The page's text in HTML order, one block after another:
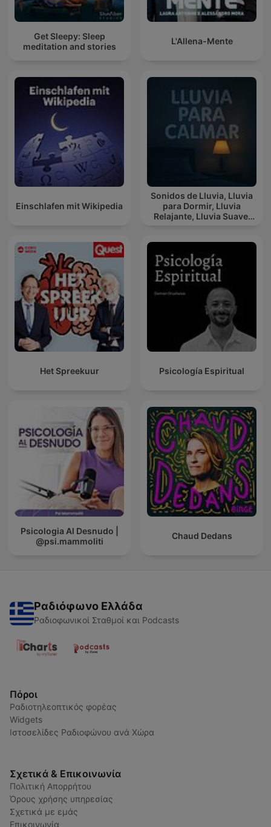
Get Sleepy: Sleep
meditation and stories
L'Allena-Mente
Einschlafen mit Wikipedia
Sonidos de Lluvia, Lluvia
para Dormir, Lluvia
Relajante, Lluvia Suave,
Het Spreekuur Psicología Espiritual
Psicologia Al Desnudo |
@psi.mammoliti
Chaud Dedans
Ραδιόφωνο Ελλάδα
Ραδιοφωνικοί Σταθμοί και Podcasts
Πόροι
Ραδιοτηλεοπτικός φορέας
Widgets
Ιστοσελίδες Ραδιοφώνου ανά Χώρα
Σχετικά & Επικοινωνία
Πολιτική Απορρήτου
Όρους χρήσης υπηρεσίας
Σχετικά με εμάς
Επικοινωνία